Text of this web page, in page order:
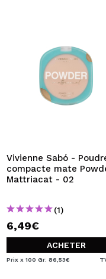
Vivienne Sabó -
compacte mate
Mattriacat - 02
(1)
6,49€
ACHETER
Prix x 100 Gr: 86,53€